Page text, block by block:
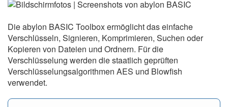
Die abylon BASIC Toolbox ermöglicht das einfache
Verschlüsseln, Signieren, Komprimieren, Suchen oder
Kopieren von Dateien und Ordnern. Für die
Verschlüsselung werden die staatlich geprüften
Verschlüsselungsalgorithmen AES und Blowfish
verwendet.